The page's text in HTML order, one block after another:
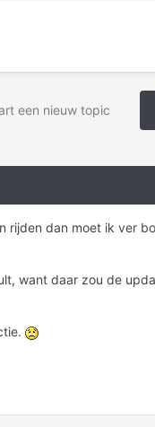
een nieuw topic
rijden dan moet ik ver
want daar zou de